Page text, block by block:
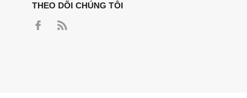
THEO DÕI CHÚNG TÔI